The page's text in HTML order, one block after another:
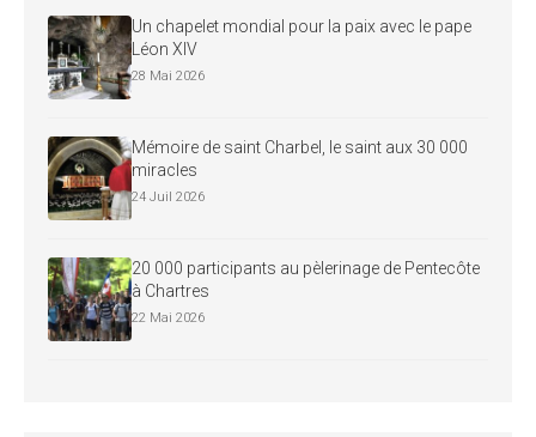
Un chapelet mondial pour la paix avec le pape
Léon XIV
28 Mai 2026
Mémoire de saint Charbel, le saint aux 30 000
miracles
24 Juil 2026
20 000 participants au pèlerinage de Pentecôte
à Chartres
22 Mai 2026